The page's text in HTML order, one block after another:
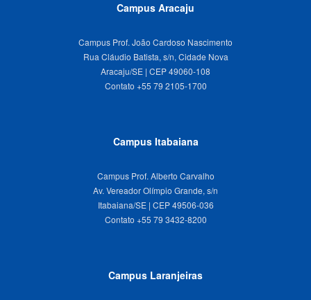
Campus Aracaju
Campus Prof. João Cardoso Nascimento
Rua Cláudio Batista, s/n, Cidade Nova
Aracaju/SE | CEP 49060-108
Campus Itabaiana
Campus Prof. Alberto Carvalho
Av. Vereador Olímpio Grande, s/n
Itabaiana/SE | CEP 49506-036
Campus Laranjeiras